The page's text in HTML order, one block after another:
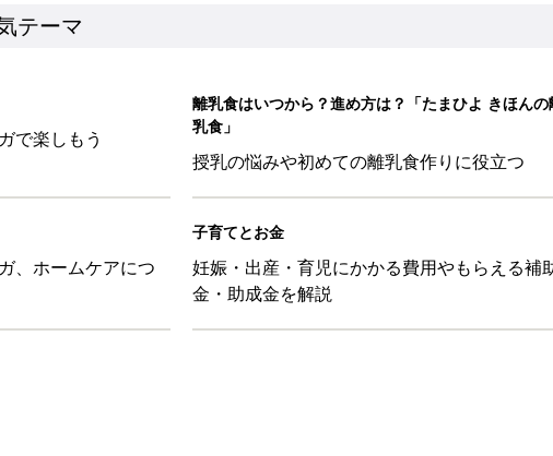
くて機能性も◎」「110円でこのクオリティ」超優秀！トラベルグッズ4選
ゃんはよく泣く！？親が悩まされる「魔の3週目」って何？「魔の3カ月」もある
ママたちが「平和だな～」と感じた瞬間